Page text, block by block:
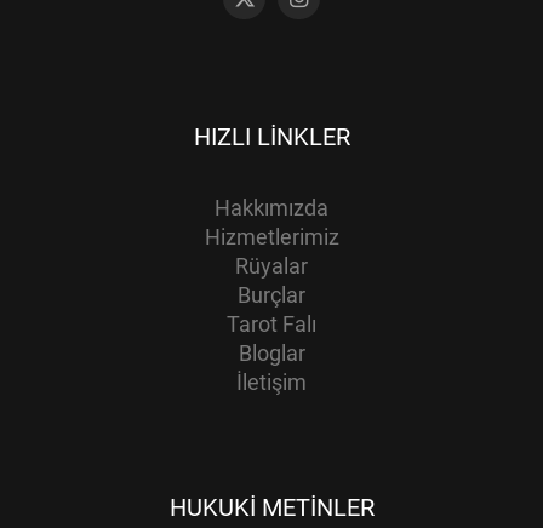
HIZLI LINKLER
Hakkımızda
Hizmetlerimiz
Rüyalar
Burçlar
Tarot Falı
Bloglar
İletişim
HUKUKI METINLER